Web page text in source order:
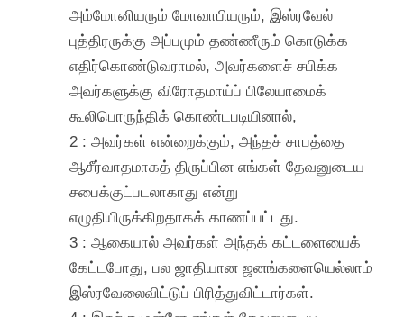
அம்மோனியரும் மோவாபியரும், இஸ்ரவேல்
புத்திரருக்கு அப்பமும் தண்ணீரும் கொடுக்க
எதிர்கொண்டுவராமல், அவர்களைச் சபிக்க
அவர்களுக்கு விரோதமாய்ப் பிலேயாமைக்
கூலிபொருந்திக் கொண்டபடியினால்,
2 : அவர்கள் என்றைக்கும், அந்தச் சாபத்தை
ஆசீர்வாதமாகத் திருப்பின எங்கள் தேவனுடைய
சபைக்குட்படலாகாது என்று
எழுதியிருக்கிறதாகக் காணப்பட்டது.
3 : ஆகையால் அவர்கள் அந்தக் கட்டளையைக்
கேட்டபோது, பல ஜாதியான ஜனங்களையெல்லாம்
இஸ்ரவேலைவிட்டுப் பிரித்துவிட்டார்கள்.